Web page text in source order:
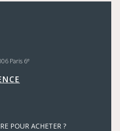
Paris 6e
POUR ACHETER ?